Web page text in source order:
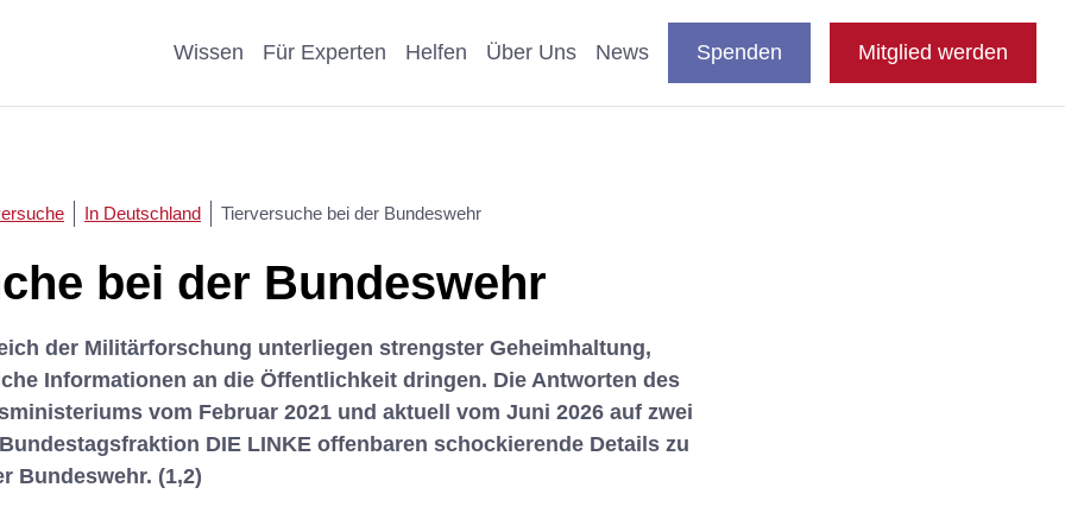
auswählen
DE
Wissen
Pro & Contra
Wissenschaftliche Argumente
Stellungnahmen
Kosmetik
Affen, Hunde & Katzen
Prävention
Geschichte
Für Experten
Krankheiten
Wissenschaftliche Studien
Eigene Publikationen
Helfen
Als Unternehmen helfen
Als Förderer/Förderin
spenden
Vererben
Spenden statt Schenken
Über Uns News Spenden Mitglied werden
In Deutschland Tierversuche bei der Bundeswehr
bei der Bundeswehr
der Militärforschung unterliegen strengster Geheimhaltung,
Informationen an die Öffentlichkeit dringen. Die Antworten des
vom Februar 2021 und aktuell vom Juni 2026 auf zwei
DIE LINKE offenbaren schockierende Details zu
Bundeswehr. (1,2)